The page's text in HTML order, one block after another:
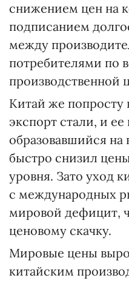
снижением цен на
подписанием
между
потребителями по
производственной
Китай же попросту
экспорт стали, и ее
образовавшийся
быстро снизил
уровня. Зато уход
с международных
мировой дефицит,
ценовому скачку.
Мировые цены
китайским